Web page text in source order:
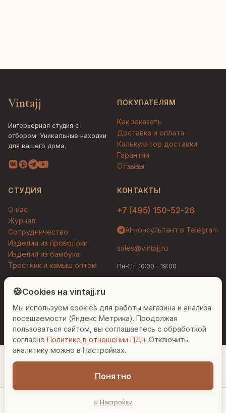
− 1
Vintajj
Интерьерная студия с
отбором. Уникальные находки
для вашего дома.
ПОКУПАТЕЛЯМ
Как заказать
Доставка и оплата
Калькулятор доставки
Гарантии
Отзывы
СТУДИЯ
О нас
Журнал
Сотрудничество
Изделия из проволоки
Изделия из бамбука
Тростник и камыш оптом
КОНТАКТЫ
+7 (495) 150-52-26
AI-консультант в Telegram
sales@vintajj.ru
Пн-Пт: 10:00 - 19:00
© 2026 Vintajj. Все права защищены.
Договор оферты
Политика конфиденциальности
Согласие на обработку ПДн
Настройки cookies
🍪Cookies на vintajj.ru
Мы используем cookies для работы магазина и анализа
посещаемости (Яндекс Метрика). Продолжая
пользоваться сайтом, вы соглашаетесь с обработкой
согласно Политике в отношении ПДн. Отключить
аналитику можно в Настройках.
Понятно
Настройки
Людмила
Привет! Я Людмила, ваш персональный
консультант по декору. Чем могу помочь?
Вазы для гостиной Подарок до 5000₽ Сочетание металлов